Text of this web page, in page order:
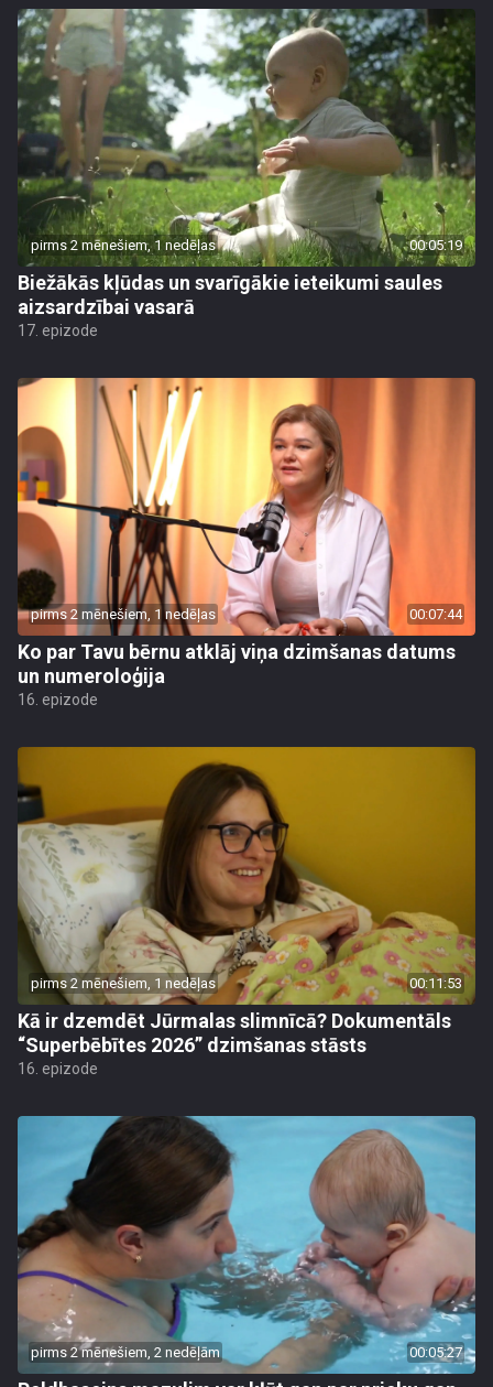
pirms 2 mēnešiem, 1 nedēļas 00:05:19
Biežākās kļūdas un svarīgākie ieteikumi saules
aizsardzībai vasarā
17. epizode
pirms 2 mēnešiem, 1 nedēļas 00:07:44
Ko par Tavu bērnu atklāj viņa dzimšanas datums
un numeroloģija
16. epizode
pirms 2 mēnešiem, 1 nedēļas 00:11:53
Kā ir dzemdēt Jūrmalas slimnīcā? Dokumentāls
“Superbēbītes 2026” dzimšanas stāsts
16. epizode
pirms 2 mēnešiem, 2 nedēļām 00:05:27